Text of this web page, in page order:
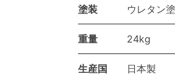
塗装 ウレタン
重量 24kg
生産国 日本製